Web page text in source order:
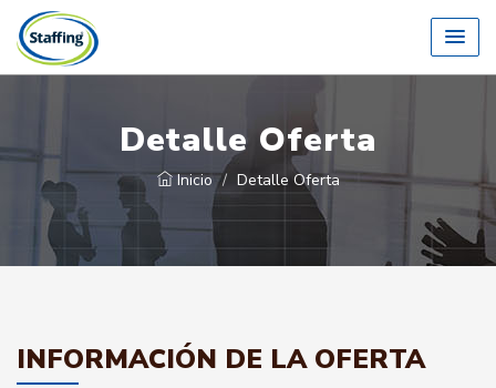
Detalle Oferta
Inicio Detalle Oferta
INFORMACIÓN DE LA OFERTA